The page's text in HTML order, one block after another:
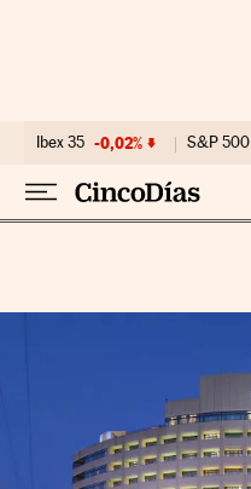
Ibex 35 -0,02% S&P 500